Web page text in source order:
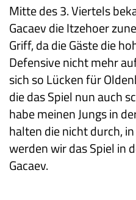
Mitte des 3. Viertels
Gacaev die Itzehoer
Griff, da die Gäste die
Defensive nicht mehr
sich so Lücken für
die das Spiel nun auch
habe meinen Jungs in
halten die nicht durch,
werden wir das Spiel in
Gacaev.